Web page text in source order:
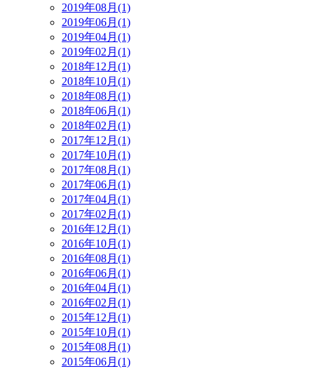
2019年08月(1)
2019年06月(1)
2019年04月(1)
2019年02月(1)
2018年12月(1)
2018年10月(1)
2018年08月(1)
2018年06月(1)
2018年02月(1)
2017年12月(1)
2017年10月(1)
2017年08月(1)
2017年06月(1)
2017年04月(1)
2017年02月(1)
2016年12月(1)
2016年10月(1)
2016年08月(1)
2016年06月(1)
2016年04月(1)
2016年02月(1)
2015年12月(1)
2015年10月(1)
2015年08月(1)
2015年06月(1)